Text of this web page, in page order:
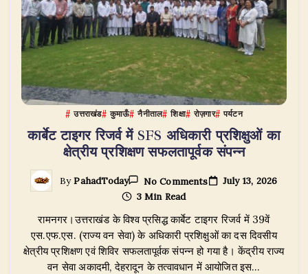
उत्तराखंड कुमाऊँ नैनीताल शिक्षा रोज़गार पर्यटन
कार्बेट टाइगर रिजर्व में SFS अधिकारी प्रशिक्षुओं का
क्षेत्रीय प्रशिक्षण सफलतापूर्वक संपन्न
ByPahadToday No CommentsOn
रिजर्व
में
SFS
अधिकारी
प्रशिक्षुओं
का
July 13, 2026
3 Min Read
रामनगर।उत्तराखंड के विश्व प्रसिद्ध कार्बेट टाइगर रिजर्व में 39वें
एस.एफ.एस. (राज्य वन सेवा) के अधिकारी प्रशिक्षुओं का दस दिवसीय
क्षेत्रीय प्रशिक्षण एवं शिविर सफलतापूर्वक संपन्न हो गया है। केंद्रीय राज्य
वन सेवा अकादमी, देहरादून के तत्वावधान में आयोजित इस…